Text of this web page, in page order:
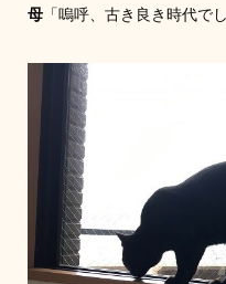
母「嗚呼、古き良き時代で